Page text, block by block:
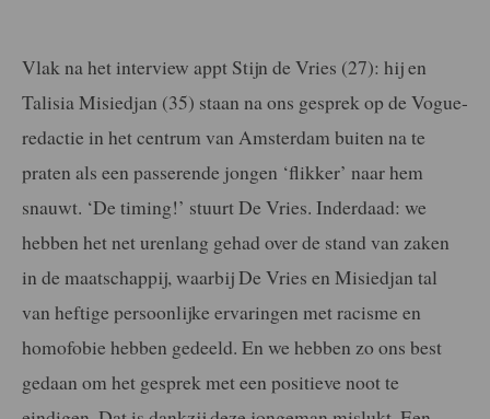
Vlak na het interview appt Stijn de Vries (27): hij en
Talisia Misiedjan (35) staan na ons gesprek op de Vogue-
redactie in het centrum van Amsterdam buiten na te
praten als een passerende jongen ‘flikker’ naar hem
snauwt. ‘De timing!’ stuurt De Vries. Inderdaad: we
hebben het net urenlang gehad over de stand van zaken
in de maatschappij, waarbij De Vries en Misiedjan tal
van heftige persoonlijke ervaringen met racisme en
homofobie hebben gedeeld. En we hebben zo ons best
gedaan om het gesprek met een positieve noot te